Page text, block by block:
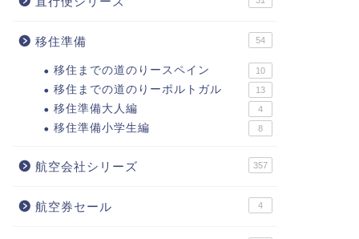
移住準備 54
移住までの道のりースペイン 10
移住までの道のりーポルトガル 13
移住準備大人編 4
移住準備小学生編 8
航空会社シリーズ 357
航空券セール 4